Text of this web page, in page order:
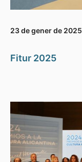
23 de gener de 2025
Fitur 2025